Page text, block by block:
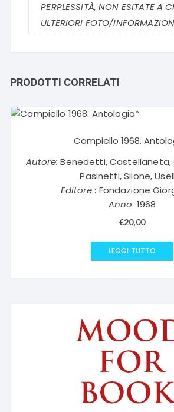
PERPLESSITÀ, NON ESITATE A
ULTERIORI FOTO/
PRODOTTI CORRELATI
Campiello 1968.
Autore: Benedetti, Castellaneta,
Pasinetti, Silone,
Editore: Fondazione
Anno: 1968
€20,00
LEGGI TUTTO